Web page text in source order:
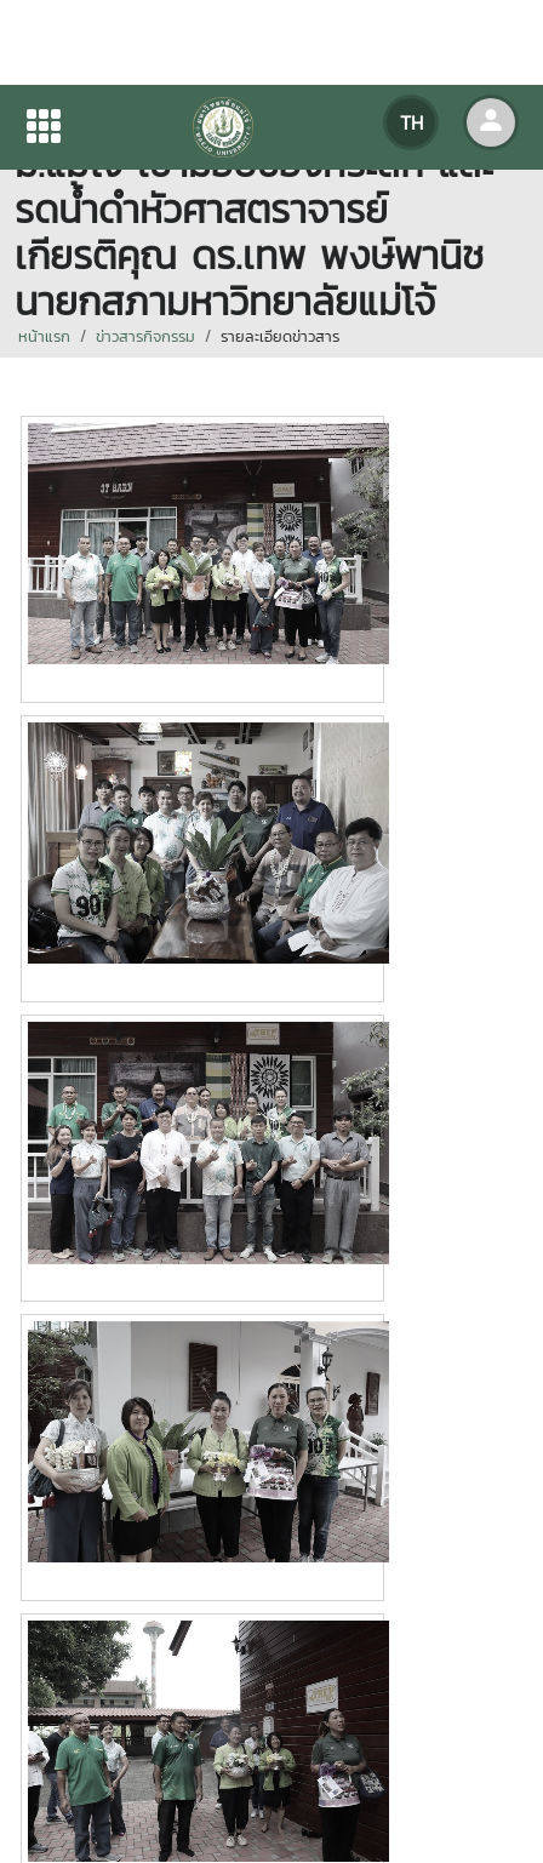
TH
กองกายภาพและสิ่งแวดล้อม
ม.แม่โจ้ เข้ามอบของที่ระลึก และ
รดน้ำดำหัวศาสตราจารย์
เกียรติคุณ ดร.เทพ พงษ์พานิช
นายกสภามหาวิทยาลัยแม่โจ้
หน้าแรก ข่าวสารกิจกรรม รายละเอียดข่าวสาร